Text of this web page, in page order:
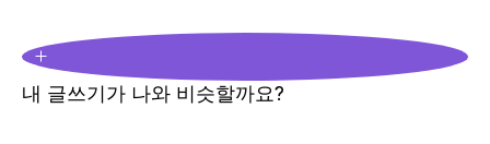
내 글쓰기가 나와 비슷할까요?